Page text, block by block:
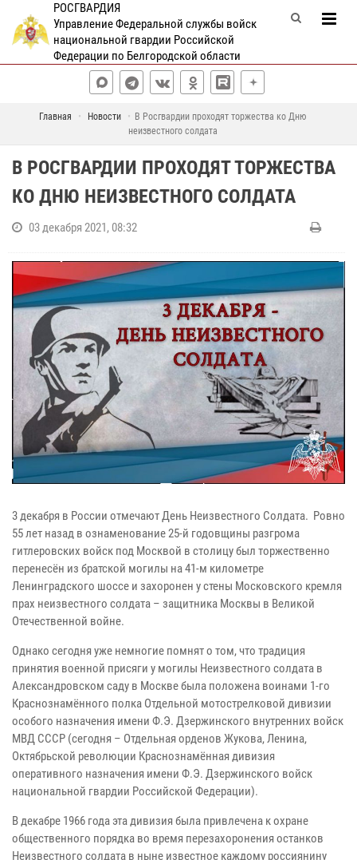
РОСГВАРДИЯ
Управление Федеральной службы войск
национальной гвардии Российской
Федерации по Белгородской области
Главная Новости
В Росгвардии проходят торжества ко Дню
неизвестного солдата
В РОСГВАРДИИ ПРОХОДЯТ ТОРЖЕСТВА
КО ДНЮ НЕИЗВЕСТНОГО СОЛДАТА
03 декабря 2021, 08:32
3 декабря в России отмечают День Неизвестного Солдата. Ровно
55 лет назад в ознаменование 25-й годовщины разгрома
гитлеровских войск под Москвой в столицу был торжественно
перенесён из братской могилы на 41-м километре
Ленинградского шоссе и захоронен у стены Московского кремля
прах неизвестного солдата – защитника Москвы в Великой
Отечественной войне.
Однако сегодня уже немногие помнят о том, что традиция
принятия военной присяги у могилы Неизвестного солдата в
Александровском саду в Москве была положена воинами 1-го
Краснознамённого полка Отдельной мотострелковой дивизии
особого назначения имени Ф.Э. Дзержинского внутренних войск
МВД СССР (сегодня – Отдельная орденов Жукова, Ленина,
Октябрьской революции Краснознамённая дивизия
оперативного назначения имени Ф.Э. Дзержинского войск
национальной гвардии Российской Федерации).
В декабре 1966 года эта дивизия была привлечена к охране
общественного порядка во время перезахоронения останков
Неизвестного солдата в ныне известное каждому россиянину